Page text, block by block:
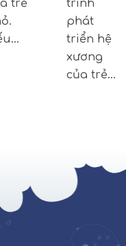
trẻ
trình
phát
triển hệ
xương
của trẻ…